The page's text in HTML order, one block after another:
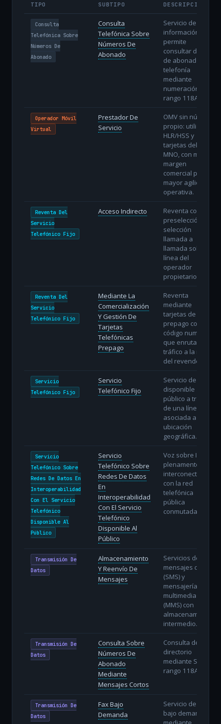
TIPO SUBTIPO DESCRIPCIÓN
Consulta
Telefónica Sobre
Números De
Abonado
Consulta
Telefónica Sobre
Números De
Abonado
Servicio de
información que
permite
consultar datos
de abonados de
telefonía
mediante
numeración del
rango 118AB.
Operador Móvil
Virtual
Prestador De
Servicio
OMV sin núcleo
propio: utiliza
HLR/HSS y
tarjetas del
MNO, con menor
margen
comercial pero
mayor agilidad
operativa.
Reventa Del
Servicio
Telefónico Fijo
Acceso Indirecto
Reventa con
preselección o
selección
llamada a
llamada sobre la
línea del
operador
propietario.
Reventa Del
Servicio
Telefónico Fijo
Mediante La
Comercialización
Y Gestión De
Tarjetas
Telefónicas
Prepago
Reventa
mediante
tarjetas de
prepago con un
código numérico
que enruta el
tráfico a la red
del revendedor.
Servicio
Telefónico Fijo
Servicio
Telefónico Fijo
Servicio de voz
disponible al
público a través
de una línea fija
asociada a una
ubicación
geográfica.
Servicio
Telefónico Sobre
Redes De Datos En
Interoperabilidad
Con El Servicio
Telefónico
Disponible Al
Público
Servicio
Telefónico Sobre
Redes De Datos
En
Interoperabilidad
Con El Servicio
Telefónico
Disponible Al
Público
Voz sobre IP
plenamente
interconectada
con la red
telefónica
pública
conmutada.
Transmisión De
Datos
Almacenamiento
Y Reenvío De
Mensajes
Servicios de
mensajes cortos
(SMS) y
mensajería
multimedia
(MMS) con
almacenamiento
intermedio.
Transmisión De
Datos
Consulta Sobre
Números De
Abonado
Mediante
Mensajes Cortos
Consulta de
directorio
mediante SMS al
rango 118AB.
Transmisión De
Datos
Fax Bajo
Demanda
Servicio de fax
bajo demanda